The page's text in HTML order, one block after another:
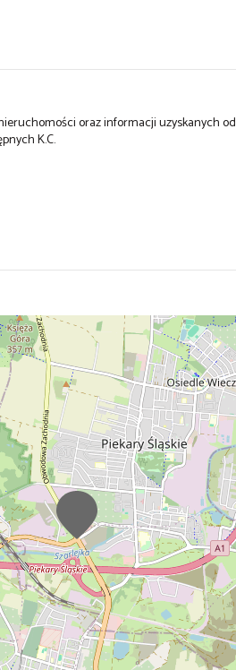
oraz informacji uzyskanych od
K.C.